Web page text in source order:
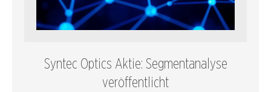
Syntec Optics Aktie: Segmentanalyse
veröffentlicht